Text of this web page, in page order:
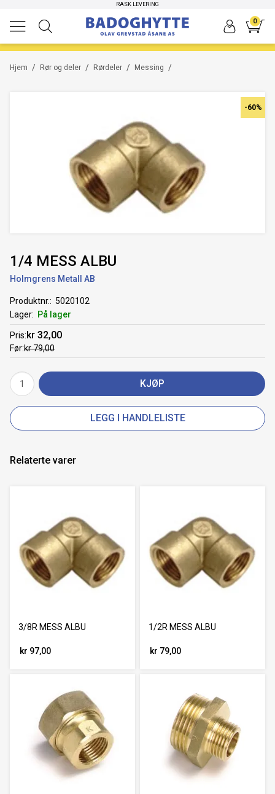
RASK LEVERING
0
/
Hjem /
Rør og deler /
Rørdeler /
Messing
-60%
1/4 MESS ALBU
Holmgrens Metall AB
Produktnr.
5020102
Lager
På lager
Pris kr 32,00
Førkr 79,00
KJØP
LEGG I HANDLELISTE
Relaterte varer
3/8R MESS ALBU
kr 97,00
1/2R MESS ALBU
kr 79,00